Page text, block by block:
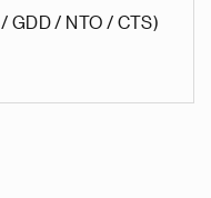
GDD / NTO / CTS)